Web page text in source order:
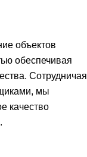
объектов
обеспечивая
Сотрудничая
мы
качество